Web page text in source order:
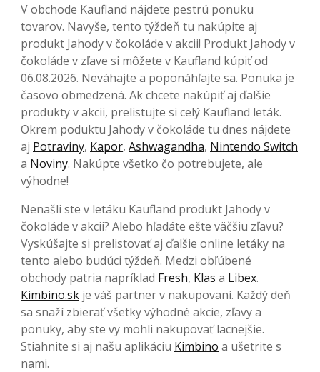
V obchode Kaufland nájdete pestrú ponuku
tovarov. Navyše, tento týždeň tu nakúpite aj
produkt Jahody v čokoláde v akcii! Produkt Jahody v
čokoláde v zľave si môžete v Kaufland kúpiť od
06.08.2026. Neváhajte a poponáhľajte sa. Ponuka je
časovo obmedzená. Ak chcete nakúpiť aj ďalšie
produkty v akcii, prelistujte si celý Kaufland leták.
Okrem poduktu Jahody v čokoláde tu dnes nájdete
aj Potraviny, Kapor, Ashwagandha, Nintendo Switch
a Noviny. Nakúpte všetko čo potrebujete, ale
výhodne!
Nenašli ste v letáku Kaufland produkt Jahody v
čokoláde v akcii? Alebo hľadáte ešte väčšiu zľavu?
Vyskúšajte si prelistovať aj ďalšie online letáky na
tento alebo budúci týždeň. Medzi obľúbené
obchody patria napríklad Fresh, Klas a Libex.
Kimbino.sk je váš partner v nakupovaní. Každý deň
sa snaží zbierať všetky výhodné akcie, zľavy a
ponuky, aby ste vy mohli nakupovať lacnejšie.
Stiahnite si aj našu aplikáciu Kimbino a ušetrite s
nami.